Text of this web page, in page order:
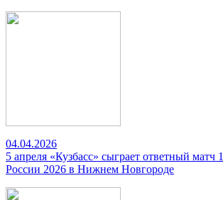
04.04.2026
5 апреля «Кузбасс» сыграет ответный матч
России 2026 в Нижнем Новгороде